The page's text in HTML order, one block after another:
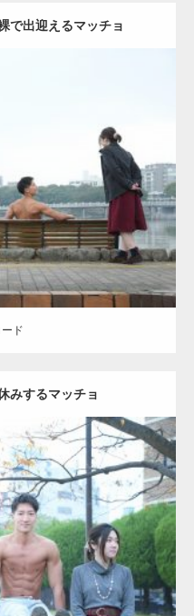
で出迎えるマッチョ
AKIHITO(細マッチョ) 背中
ド
みするマッチョ
AKIHITO(細マッチョ) 腹筋